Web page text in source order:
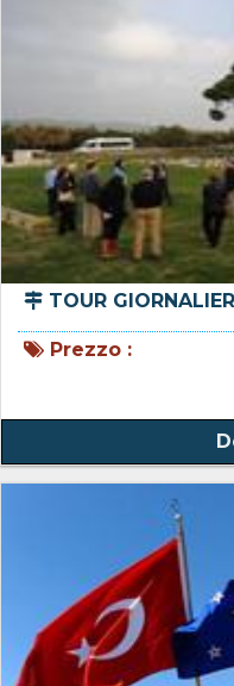
TOUR
Prezzo :